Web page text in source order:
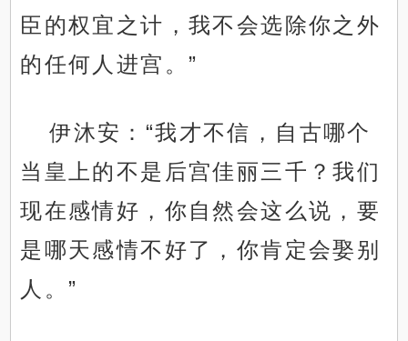
臣的权宜之计，我不会选除你之外
的任何人进宫。”
伊沐安：“我才不信，自古哪个
当皇上的不是后宫佳丽三千？我们
现在感情好，你自然会这么说，要
是哪天感情不好了，你肯定会娶别
人。”